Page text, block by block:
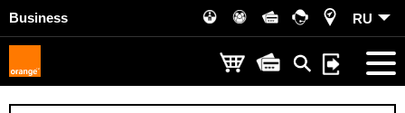
Business RU